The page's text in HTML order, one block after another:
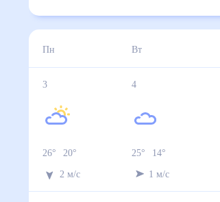
Пн Вт
3
26° 20
2 м/с
4
25° 14°
1 м/с